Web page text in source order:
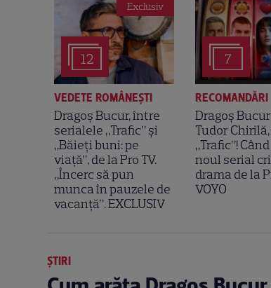
Exclusiv
12
VEDETE ROMÂNEŞTI
Dragoș Bucur, între
serialele „Trafic” și
„Băieți buni: pe
viață”, de la Pro TV.
„Încerc să pun
munca în pauzele de
vacanță”. EXCLUSIV
7
RECOMANDĂRI
Dragoș
Tudor
„Trafic”!
noul serial
drama de la
VOYO
ȘTIRI